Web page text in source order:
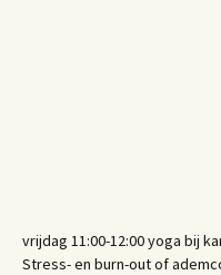
vrijdag 11:00-12:00 yoga bij
Stress- en burn-out of